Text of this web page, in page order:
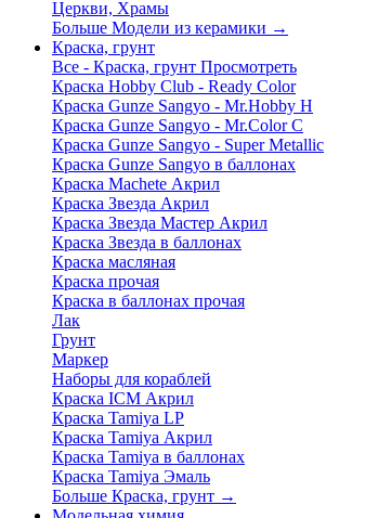
Церкви, Храмы
Больше Модели из керамики →
Краска, грунт
Все - Краска, грунт Просмотреть
Краска Hobby Club - Ready Color
Краска Gunze Sangyo - Mr.Hobby H
Краска Gunze Sangyo - Mr.Color C
Краска Gunze Sangyo - Super Metallic
Краска Gunze Sangyo в баллонах
Краска Machete Акрил
Краска Звезда Акрил
Краска Звезда Мастер Акрил
Краска Звезда в баллонах
Краска масляная
Краска прочая
Краска в баллонах прочая
Лак
Грунт
Маркер
Наборы для кораблей
Краска ICM Акрил
Краска Tamiya LP
Краска Tamiya Акрил
Краска Tamiya в баллонах
Краска Tamiya Эмаль
Больше Краска, грунт →